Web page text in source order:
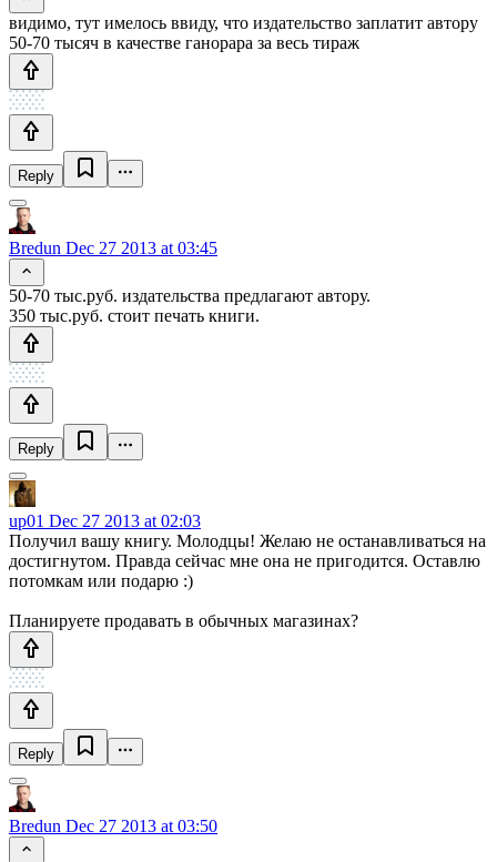
видимо, тут имелось ввиду, что издательство заплатит автору
50-70 тысяч в качестве ганорара за весь тираж
Reply
Bredun Dec 27 2013 at 03:45
50-70 тыс.руб. издательства предлагают автору.
350 тыс.руб. стоит печать книги.
Reply
up01 Dec 27 2013 at 02:03
Получил вашу книгу. Молодцы! Желаю не останавливаться на
достигнутом. Правда сейчас мне она не пригодится. Оставлю
потомкам или подарю :)
Планируете продавать в обычных магазинах?
Reply
Bredun Dec 27 2013 at 03:50